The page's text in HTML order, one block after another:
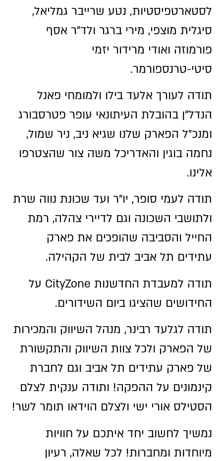
לסטארטפיסטיות, נטע שרייבר גמליאל,
סיגלית מוצפי, מירי ברגר ולד"ר אסף
פורמוזה ואודי מרידור יזמי
סיטי-טרנספורמר.
תודה לעורך אלעד בילו ולמומחי פאנל
הנדל"ן בהובלת העיתונאי עופר פטרסבורג
ומנכ"ל הפארק שלנו שגיא ניב, ניר שמול,
נחמה בוגין והאדריכל משה צור שהצטרפו
אלינו.
תודה לעמי סופר, יו"ר ועד שכונת נווה שרת
ולתושבי השכונה וגם לדיירי צהלה, רמת
החייל והסביבה שהופכים את פארק
עתידים תל אביב לבית של הקהילה.
תודה למעבדת החדשנות CityZone על
החידושים שהציגו ביום השידורים.
תודה לגלעד רבינר, מנהל השיווק והמכירות
של הפארק ולכל צוות השיווק והתקשורת
של פארק עתידים תל אביב וגם לחברת
קינמונים על ההפקה! ותודה ענקית לצלם
הסטילס אורי ישי ולצלם הוידאו תומר לשר!
נמשיך לחשוב יחד איתכם על חוויות
מיוחדות ומחברות! לכל שאלה, רעיון